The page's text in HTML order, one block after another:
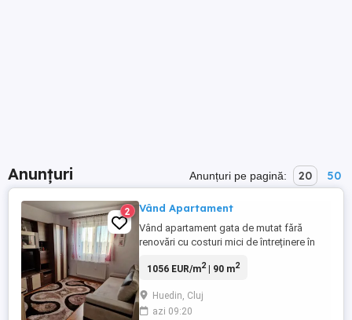
Anunțuri Anunțuri pe pagină: 20 50
2 Vând Apartament
Vând apartament gata de mutat fără
renovări cu costuri mici de întreținere în
90 de m2 ,an ,Pta Republicii nr
camere un living spațios, bucătărie mare,
două bai + două balcoane inchise cu
1056 EUR/m2| 90 m2
Huedin, Cluj
azi 09:20